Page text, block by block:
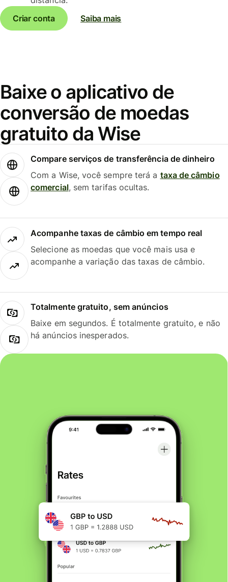
Criar conta
Saiba mais
Baixe o aplicativo de
conversão de moedas
gratuito da Wise
Compare serviços de transferência de dinheiro
Com a Wise, você sempre terá a taxa de câmbio
comercial, sem tarifas ocultas.
Acompanhe taxas de câmbio em tempo real
Selecione as moedas que você mais usa e
acompanhe a variação das taxas de câmbio.
Totalmente gratuito, sem anúncios
Baixe em segundos. É totalmente gratuito, e não
há anúncios inesperados.